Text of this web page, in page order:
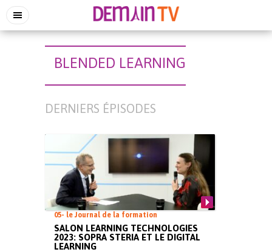
BLENDED LEARNING
DERNIERS ÉPISODES
05- le Journal de la formation
SALON LEARNING TECHNOLOGIES
2023: SOPRA STERIA ET LE DIGITAL
LEARNING